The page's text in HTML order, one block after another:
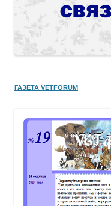
ГАЗЕТА VETFORUM